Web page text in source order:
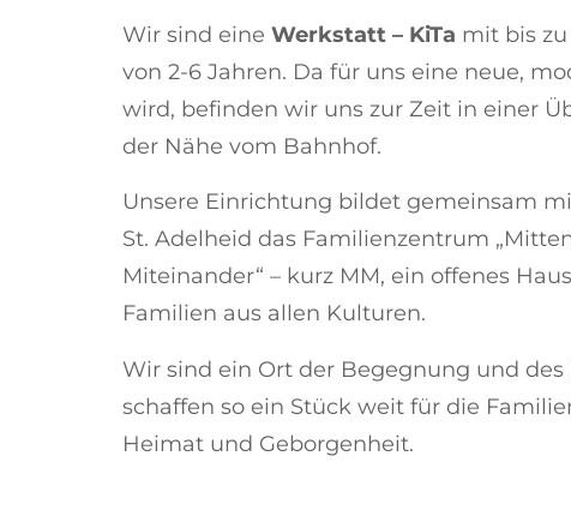
Wir sind eine Werkstatt – KiTa mit bis
von 2-6 Jahren. Da für uns eine neue,
wird, befinden wir uns zur Zeit in einer
der Nähe vom Bahnhof.
Unsere Einrichtung bildet gemeinsam
St. Adelheid das Familienzentrum
Miteinander“ – kurz MM, ein offenes
Familien aus allen Kulturen.
Wir sind ein Ort der Begegnung und
schaffen so ein Stück weit für die
Heimat und Geborgenheit.